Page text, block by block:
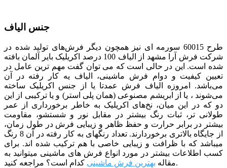
جنس الیاف
طرح 60015 سورمه ای
نیز همچون دیگر فرش‌های تولید شده در
شرکت فرش آرا مشهد از الیاف 100 درصد اکریلیک بایر آلمان بافته
شده است. این در حالی است که می توان گفت مهم ترین عامل در
تعیین کیفیت و دوام فرش ماشینی، الیاف یه کار رفته در آن
می‌باشد. امروزه الیاف فرش عمدتا یا از جنس اکریلیک ساخته
می‌شوند ، یا از ابریشم مصنوعی (همان پلی استر) و یا ترکیبی از این
دو که در این میان، نخ‌های اکریلیک به خاطر برخورداری از عمر
طولانی تر، ثبات رنگ بیشتر در مقابل نور و شستشو، مقاومت
بیشتر در برابر حرارت و حفظ ظاهر و زیبایی فرش در طول زمان،
از جایگاه بالاتری برخوردارند. تعداد رنگ­­های به کار رفته در آن 8 رنگ
می­باشد که با ظرافت و زیبایی خاصی با هم ترکیب شده­ اند. برای
کسب اطلاعات بیشتر در مورد انواع فرش های ماشینی میتوانید به
مقاله بهترین فرش ماشینی کدام است؟ مراجعه کنید.